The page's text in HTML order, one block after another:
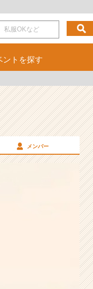
ント を探す
メンバー